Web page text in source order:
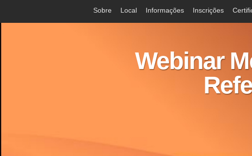
Sobre Local Informações Inscrições
Webinar